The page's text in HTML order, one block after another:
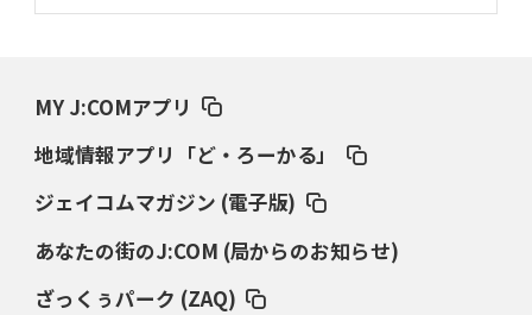
ダイナボアーズ、“逆輸入SO”三宅駿
「ニュージーランドのフレア（閃
2026年3月5日(木)更新
MY J:COMアプリ
地域情報アプリ「ど・ろーかる」
ジェイコムマガジン (電子版)
あなたの街のJ:COM (局からのお知らせ)
ざっくぅパーク (ZAQ)